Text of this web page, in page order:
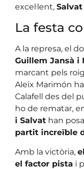
excel·lent,
La festa
A la represa, el
Guillem Jansà i
marcant pels
Aleix Marimón
Calafell des del
ho de rematar,
i Salvat han
partit increïble
Amb la victòria,
el factor pista i